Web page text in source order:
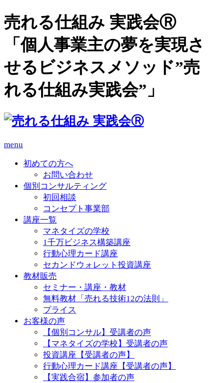
売れる仕組み 実践会Ⓡ
「個人事業主の夢を実現さ
せるビジネスメソッド”売
れる仕組み実践会”」
menu
初めての方へ
お問い合わせ
個別コンサルティング
初回相談
コンセプト事業部
講座一覧
マネタイズの学校
1千万ビジネス構築講座
行動心理カード講座
セカンドウォレット投資講座
教材販売
セミナー・講座・教材
無料教材「売れる技術12の法則」
プライス
お客様の声
【個別コンサル】受講者の声
【マネタイズの学校】受講者の声
投資講座【受講者の声】
行動心理カード講座【受講者の声】
【実践合宿】参加者の声